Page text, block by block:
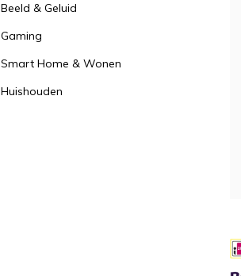
Beeld & Geluid
Gaming
Smart Home & Wonen
Huishouden